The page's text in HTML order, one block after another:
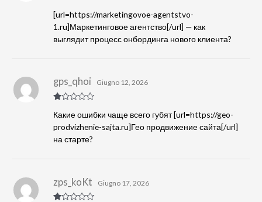
ato 2
su
5
[url=https://marketingovoe-agentstvo-
1.ru]Маркетинговое агентство[/url] — как
выглядит процесс онбординга нового клиента?
lu
o
1
5
gps_qhoi Giugno 12, 2026
Какие ошибки чаще всего губят [url=https://geo-
prodvizhenie-sajta.ru]Гео продвижение сайта[/url]
на старте?
zps_koKt Giugno 17, 2026